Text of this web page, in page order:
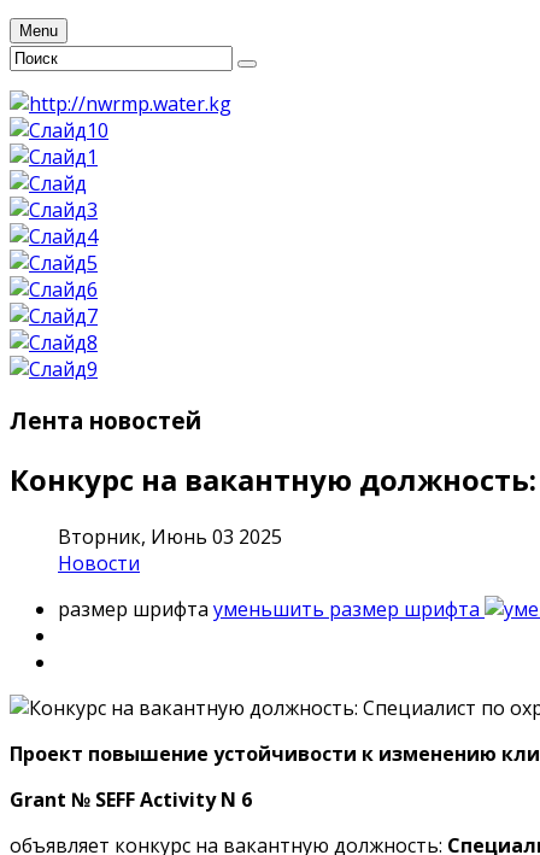
Menu
Лента новостей
Конкурс на вакантную
Вторник, Июнь 03 2025
Новости
размер шрифта уменьшить размер шрифта
Проект повышение устойчивости к изменению
Grant № SEFF Activity N 6
объявляет конкурс на вакантную должность: